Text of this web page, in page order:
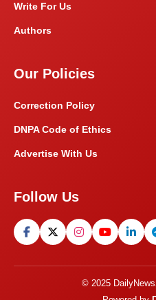
Write For Us
Authors
Our Policies
Correction Policy
DNPA Code of Ethics
Advertise With Us
Follow Us
© 2025